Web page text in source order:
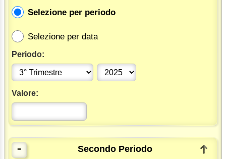
Selezione per periodo
Selezione per data
Periodo:
Valore:
- Secondo Periodo